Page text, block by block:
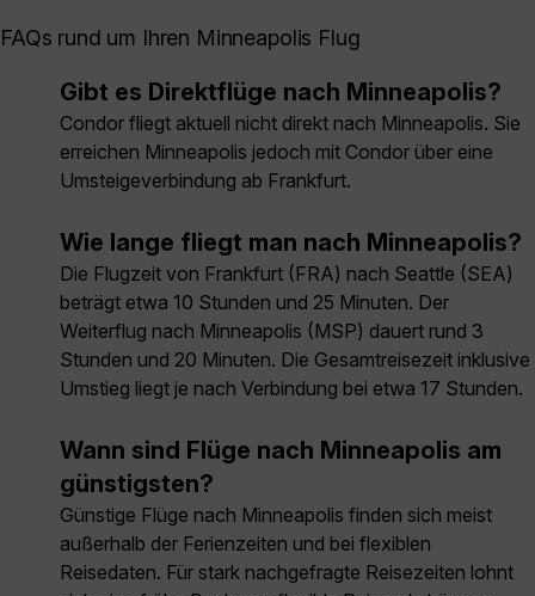
FAQs rund um Ihren Minneapolis Flug
Gibt es Direktflüge nach Minneapolis?
Condor fliegt aktuell nicht direkt nach Minneapolis. Sie
erreichen Minneapolis jedoch mit Condor über eine
Umsteigeverbindung ab Frankfurt.
Wie lange fliegt man nach Minneapolis?
Die Flugzeit von Frankfurt (FRA) nach Seattle (SEA)
beträgt etwa 10 Stunden und 25 Minuten. Der
Weiterflug nach Minneapolis (MSP) dauert rund 3
Stunden und 20 Minuten. Die Gesamtreisezeit inklusive
Umstieg liegt je nach Verbindung bei etwa 17 Stunden.
Wann sind Flüge nach Minneapolis am
günstigsten?
Günstige Flüge nach Minneapolis finden sich meist
außerhalb der Ferienzeiten und bei flexiblen
Reisedaten. Für stark nachgefragte Reisezeiten lohnt